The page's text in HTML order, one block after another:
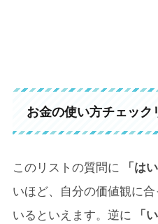
お金の使い方チェック
このリストの質問に 「はい
いほど、自分の価値観に
いるといえます。逆に
「